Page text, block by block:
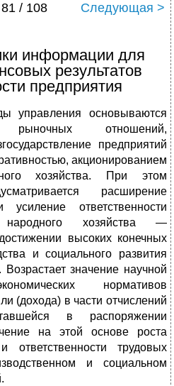
81 / 108 Следующая >
информации для
результатов
предприятия
управления основываются
отношений,
предприятий
акционированием
хозяйства. При этом
расширение
усиление ответственности
хозяйства —
высоких конечных
и со­циального развития
Возрастает зна­чение научной
нормативов
(дохода) в части отчислений
в распоряжении
на этой основе роста
ответствен­ности трудовых
и соци­альном